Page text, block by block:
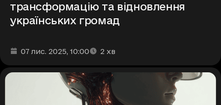
трансформацію та відновлення
українських громад
Дата та час публікації
07 лис. 2025, 10:00
Час читання: 2 хв